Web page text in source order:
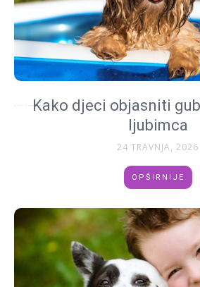
Kako djeci objasniti
ljubimca
24 TRAVNJA, 2026
OPŠIRNIJE